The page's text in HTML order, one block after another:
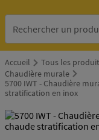
Accueil Tous les
Chaudière murale
5700 IWT - Chaudière
stratification en inox